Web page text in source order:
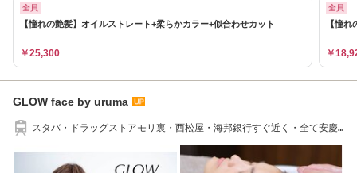
全員
【憧れの艶髪】オイルストレート+柔らかカラー+似合わせカット
￥25,300
全員
【憧
￥
GLOW face by uruma
スタバ・ドラッグストアモリ裏・西松屋・海邦銀行すぐ近く・全て安慶